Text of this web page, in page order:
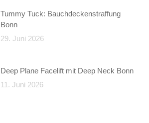
Tummy Tuck: Bauchdeckenstraffung
Bonn
29. Juni 2026
Deep Plane Facelift mit Deep Neck Bonn
11. Juni 2026